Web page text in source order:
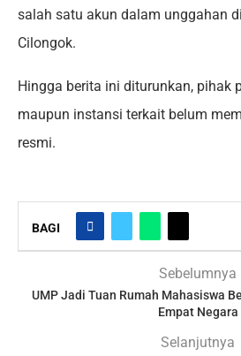
salah satu akun dalam unggahan
Cilongok.
Hingga berita ini diturunkan, pihak
maupun instansi terkait belum
resmi.
BAGI
Sebelumnya
UMP Jadi Tuan Rumah Mahasiswa
Empat Negara
Selanjutnya